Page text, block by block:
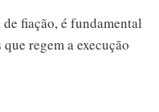
fiação, é fundamental
regem a execução